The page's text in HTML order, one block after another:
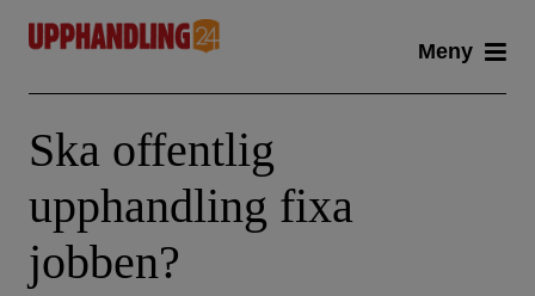
content
Meny
Ska offentlig
upphandling fixa
jobben?